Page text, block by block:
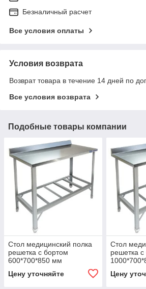
Безналичный расчет
Все условия оплаты
Условия возврата
Возврат товара в течение 14 дней по
Все условия возврата
Подобные товары компании
Стол медицинский полка
решетка с бортом
600*700*850 мм
Цену уточняйте
Стол
решетка
Цену